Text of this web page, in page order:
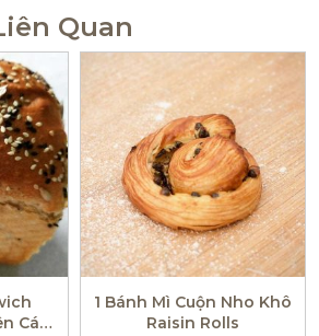
Quan
Cám
1 Bánh Mì Cuộn Nho Khô
Raisin Rolls